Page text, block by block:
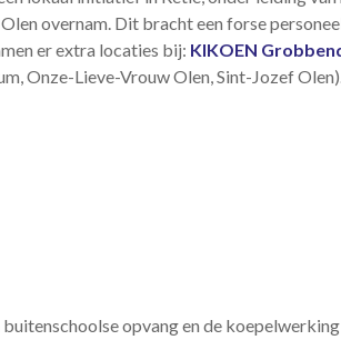
overnam. Dit bracht een forse
er extra locaties bij: KIKOEN
Onze-Lieve-Vrouw Olen, Sint-Jozef
opvang en de